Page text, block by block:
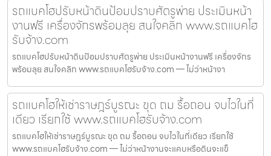
รถแบคโฮปรับหน้าดินป้อมปราบศัตรูพ่าย ประเมินหน้า
งานฟรี เครื่องจักรพร้อมลุย สนใจคลิก www.รถแบคโฮ
รับจ้าง.com
รถแบคโฮปรับหน้าดินป้อมปราบศัตรูพ่าย ประเมินหน้างานฟรี เครื่องจักร
พร้อมลุย สนใจคลิก www.รถแบคโฮรับจ้าง.com — ไม่ว่าหน้างา
รถแบคโฮให้เช่าราษฎร์บูรณะ ขุด ถม รื้อถอน จบไวในที่
เดียว เรียกใช้ www.รถแบคโฮรับจ้าง.com
รถแบคโฮให้เช่าราษฎร์บูรณะ ขุด ถม รื้อถอน จบไวในที่เดียว เรียกใช้
www.รถแบคโฮรับจ้าง.com — ไม่ว่าหน้างานจะแคบหรือดินจะแข็